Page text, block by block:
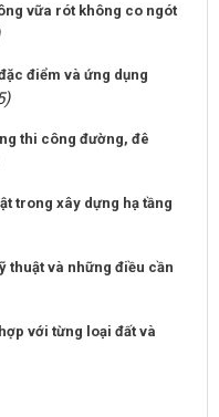
vữa rót không co ngót
điểm và ứng dụng
thi công đường, đê
trong xây dựng hạ tầng
thuật và những điều cần
với từng loại đất và